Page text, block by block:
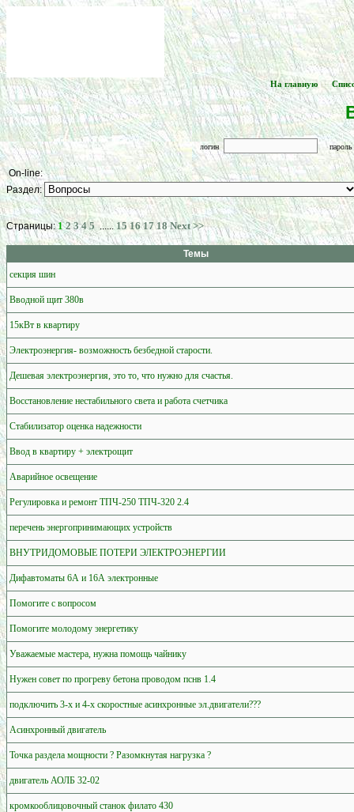
[На главную ] -- [
логин
On-line:
Раздел:
Страницы:1 2 3 4 5 ...... 15 16 17 18 Next >>
Темы
секция шин
Вводной щит 380в
15кВт в квартиру
Электроэнергия- возможность безбедной старости.
Дешевая электроэнергия, это то, что нужно для счастья.
Восстановление нестабильного света и работа счетчика
Стабилизатор оценка надежности
Ввод в квартиру + электрощит
Аварийное освещение
Регулировка и ремонт ТПЧ-250 ТПЧ-320 2.4
перечень энергопринимающих устройств
ВНУТРИДОМОВЫЕ ПОТЕРИ ЭЛЕКТРОЭНЕРГИИ
Дифавтоматы 6А и 16А электронные
Помогите с вопросом
Помогите молодому энергетику
Уважаемые мастера, нужна помощь чайнику
Нужен совет по прогреву бетона проводом пснв 1.4
подключить 3-х и 4-х скоростные асинхронные эл.двигатели???
Асинхронный двигатель
Точка раздела мощности ? Разомкнутая нагрузка ?
двигатель АОЛБ 32-02
кромкооблицовочный станок филато 430